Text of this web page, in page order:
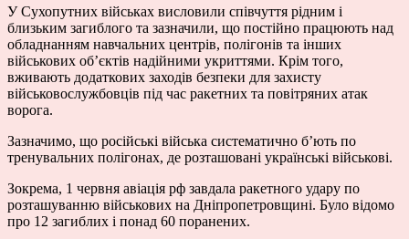
У Сухопутних військах висловили співчуття рідним і
близьким загиблого та зазначили, що постійно працюють над
обладнанням навчальних центрів, полігонів та інших
військових об’єктів надійними укриттями. Крім того,
вживають додаткових заходів безпеки для захисту
військовослужбовців під час ракетних та повітряних атак
ворога.
Зазначимо, що російські війська систематично б’ють по
тренувальних полігонах, де розташовані українські військові.
Зокрема, 1 червня авіація рф завдала ракетного удару по
розташуванню військових на Дніпропетровщині. Було відомо
про 12 загиблих і понад 60 поранених.